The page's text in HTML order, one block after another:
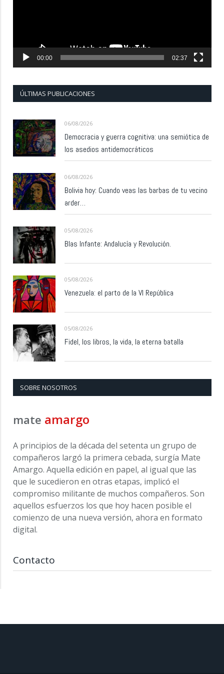
00:00 02:37
ÚLTIMAS PUBLICACIONES
06/08/2026
Democracia y guerra cognitiva: una semiótica de
los asedios antidemocráticos
06/08/2026
Bolivia hoy: Cuando veas las barbas de tu vecino
arder…
05/08/2026
Blas Infante: Andalucía y Revolución.
05/08/2026
Venezuela: el parto de la VI República
05/08/2026
Fidel, los libros, la vida, la eterna batalla
SOBRE NOSOTROS
mate amargo
A principios de la década del setenta un grupo de
compañeros largó la primera cebada, surgía Mate
Amargo. Aquella edición en papel, al igual que las
que le sucedieron en otras etapas, implicó el
compromiso militante de muchos compañeros. Son
aquellos esfuerzos los que hoy hacen posible el
comienzo de una nueva versión, ahora en formato
digital.
Contacto